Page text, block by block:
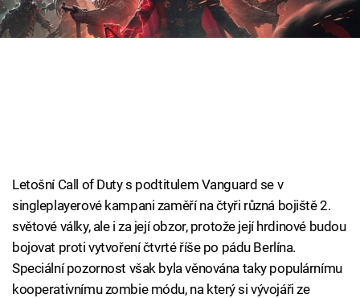
TV Program
Sledujte nás
Letošní Call of Duty s podtitulem Vanguard se v
singleplayerové kampani zaměří na čtyři různá bojiště 2.
světové války, ale i za její obzor, protože její hrdinové budou
bojovat proti vytvoření čtvrté říše po pádu Berlína.
Speciální pozornost však byla věnována taky populárnímu
kooperativnímu zombie módu, na který si vývojáři ze